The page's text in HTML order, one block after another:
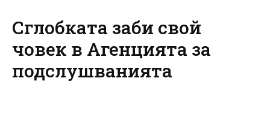
Сглобката заби свой
човек в Агенцията за
подслушванията